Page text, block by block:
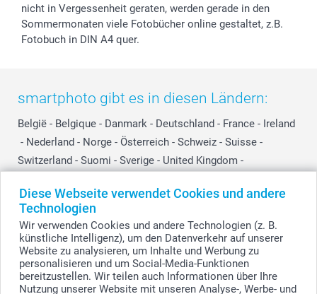
Diese Webseite verwendet Cookies und andere
Technologien
Wir verwenden Cookies und andere Technologien (z. B.
künstliche Intelligenz), um den Datenverkehr auf unserer
Website zu analysieren, um Inhalte und Werbung zu
personalisieren und um Social-Media-Funktionen
bereitzustellen. Wir teilen auch Informationen über Ihre
Nutzung unserer Website mit unseren Analyse-, Werbe- und
nicht in Vergessenheit geraten, werden gerade in den
Sommermonaten viele Fotobücher online gestaltet, z.B.
Fotobuch in DIN A4 quer.
smartphoto gibt es in diesen Ländern:
België - Belgique - Danmark - Deutschland - France - Ireland
- Nederland - Norge - Österreich - Schweiz - Suisse -
Switzerland - Suomi - Sverige - United Kingdom -
Other Countries
© smartphoto Group. Alle Rechte vorbehalten.
Alle Preise verstehen sich in EURO (€) inkl. MwSt. und zzgl. Versandkosten.